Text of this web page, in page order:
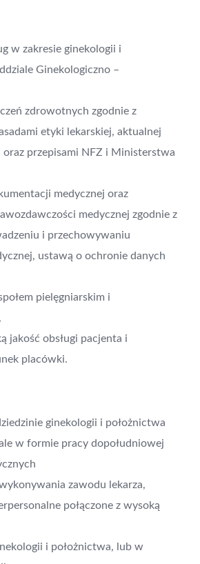
w zakresie ginekologii i
Ginekologiczno –
zdrowotnych zgodnie z
etyki lekarskiej, aktualnej
oraz przepisami NFZ i Ministerstwa
medycznej oraz
medycznej zgodnie z
i przechowywaniu
ustawą o ochronie danych
pielęgniarskim i
jakość obsługi pacjenta i
placówki.
ginekologii i położnictwa
w formie pracy dopołudniowej
zawodu lekarza,
połączone z wysoką
i położnictwa, lub w